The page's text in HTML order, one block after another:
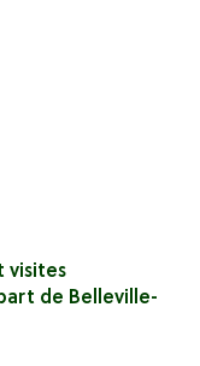
visites
de Belleville-